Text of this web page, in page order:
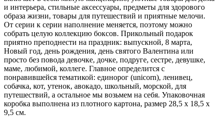
и интерьера, стильные аксессуары, предметы для здорового
образа жизни, товары для путешествий и приятные мелочи.
От серии к серии наполнение меняется, поэтому можно
собрать целую коллекцию боксов. Прикольный подарок
приятно преподнести на праздник: выпускной, 8 марта,
Новый год, день рождения, день святого Валентина или
просто без повода девочке, дочке, подруге, сестре, девушке,
маме, любимой, коллеге. Главное определится с
понравившейся тематикой: единорог (unicorn), ленивец,
собачка, кот, утенок, авокадо, школьный, морской, для
путешествий, а остальное мы возьмем на себя. Упаковочная
коробка выполнена из плотного картона, размер 28,5 х 18,5 х
9,5 см.